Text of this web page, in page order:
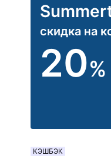
скидка на
20%
КЭШБЭК